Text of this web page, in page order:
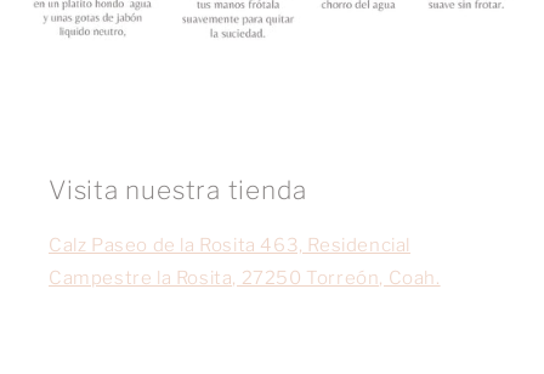
Visita nuestra tienda
Calz Paseo de la Rosita 463, Residencial
Campestre la Rosita, 27250 Torreón, Coah.